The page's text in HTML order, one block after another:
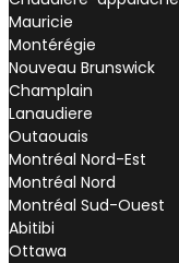
Mauricie
Montérégie
Nouveau Brunswick
Champlain
Lanaudiere
Outaouais
Montréal Nord-Est
Montréal Nord
Montréal Sud-Ouest
Abitibi
Ottawa